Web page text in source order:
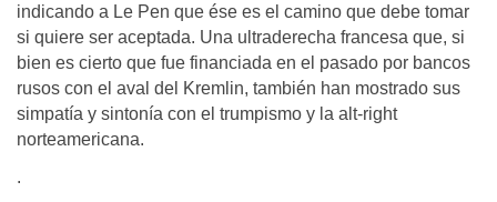
indicando a Le Pen que ése es el camino que debe tomar
si quiere ser aceptada. Una ultraderecha francesa que, si
bien es cierto que fue financiada en el pasado por bancos
rusos con el aval del Kremlin, también han mostrado sus
simpatía y sintonía con el trumpismo y la alt-right
norteamericana.
.